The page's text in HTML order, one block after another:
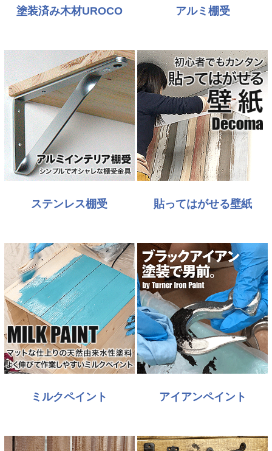
塗装済み木材UROCO アルミ棚受
ステンレス棚受 貼ってはがせる壁紙
ミルクペイント アイアンペイント